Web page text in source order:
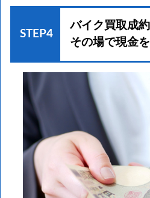
STEP4
バイク買取成約
その場で現金